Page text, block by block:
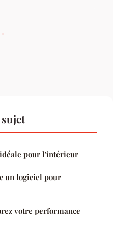
pour l'intérieur
un logiciel pour
votre performance